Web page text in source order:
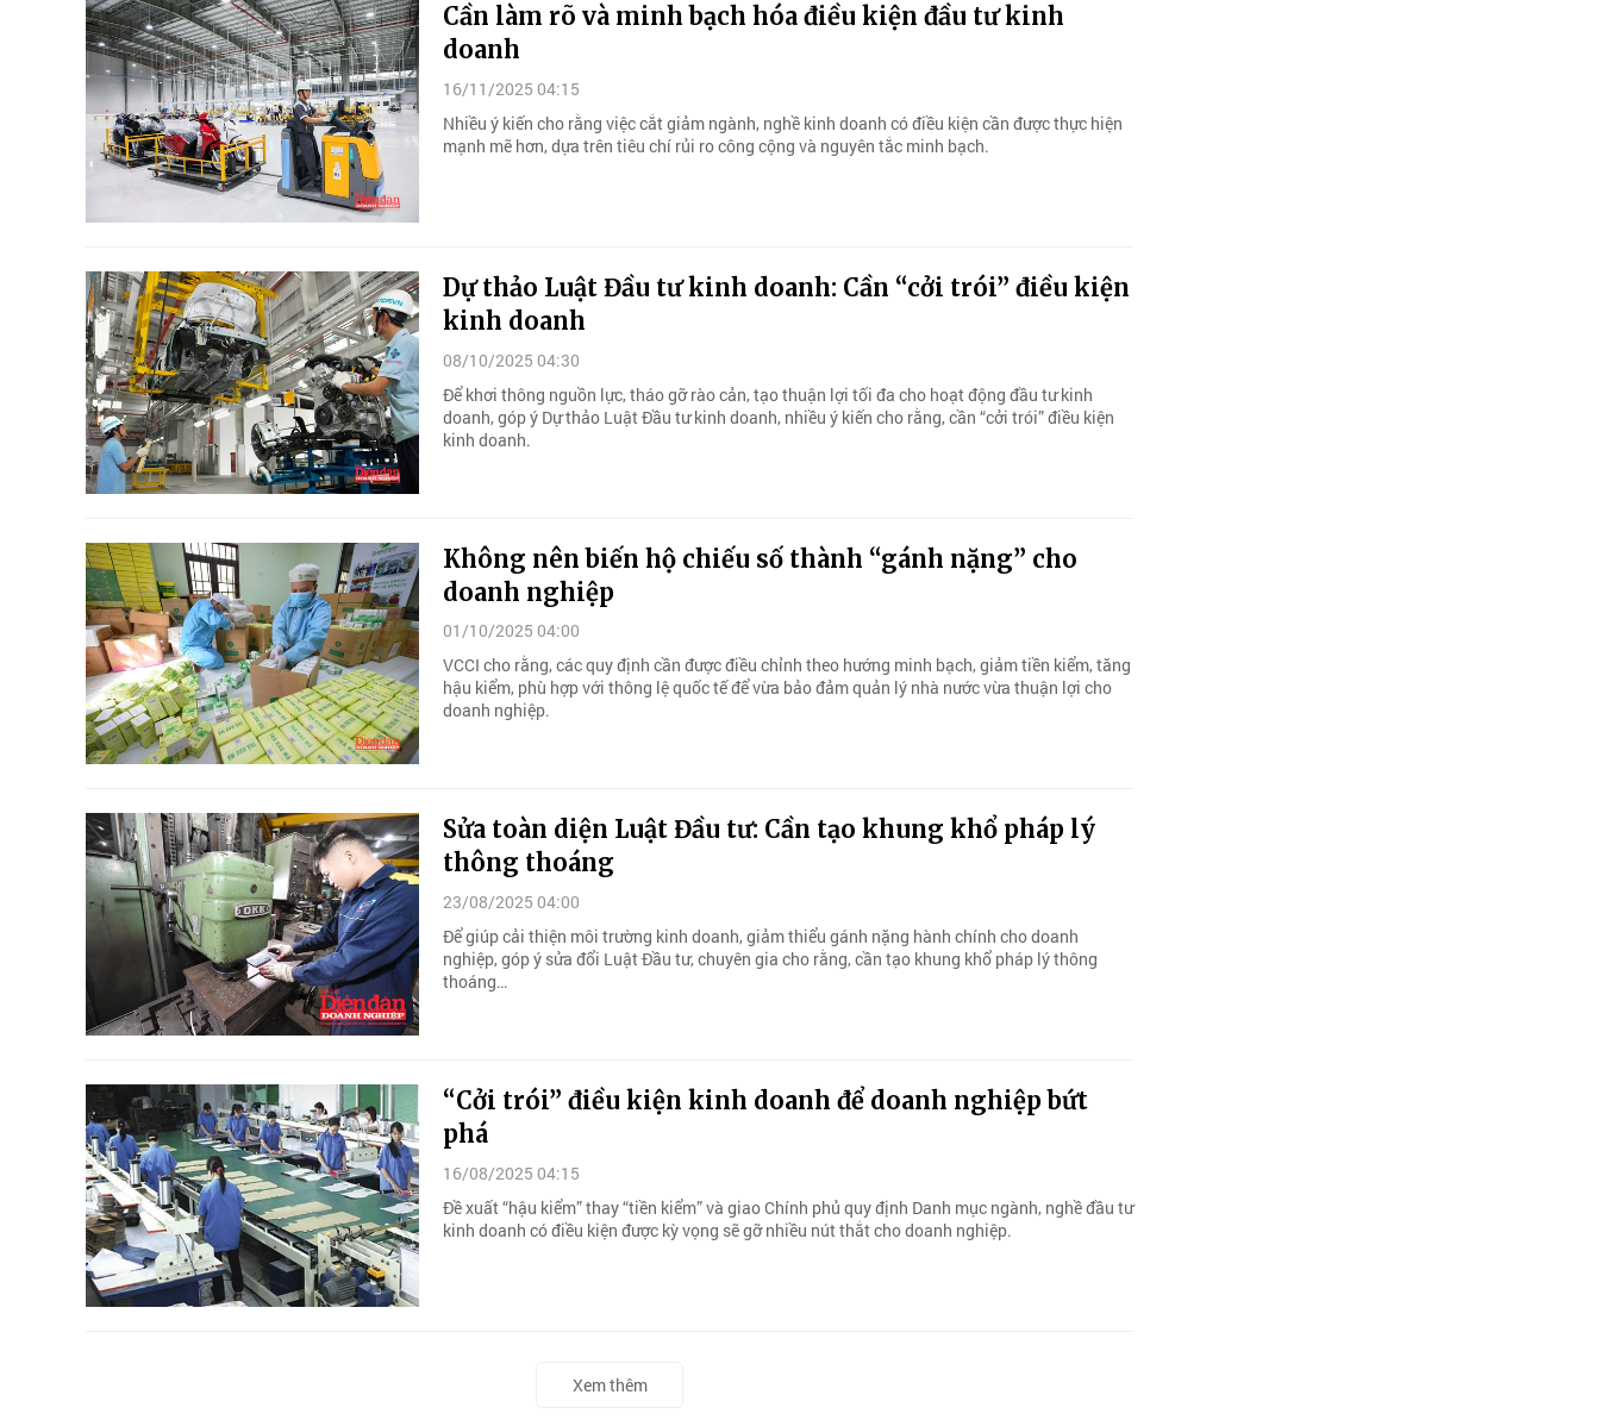
Cần làm rõ và minh bạch hóa điều kiện đầu tư kinh
doanh
16/11/2025 04:15
Nhiều ý kiến cho rằng việc cắt giảm ngành, nghề kinh doanh có điều kiện cần được thực hiện
mạnh mẽ hơn, dựa trên tiêu chí rủi ro công cộng và nguyên tắc minh bạch.
Dự thảo Luật Đầu tư kinh doanh: Cần “cởi trói” điều kiện
kinh doanh
08/10/2025 04:30
Để khơi thông nguồn lực, tháo gỡ rào cản, tạo thuận lợi tối đa cho hoạt động đầu tư kinh
doanh, góp ý Dự thảo Luật Đầu tư kinh doanh, nhiều ý kiến cho rằng, cần “cởi trói” điều kiện
kinh doanh.
Không nên biến hộ chiếu số thành “gánh nặng” cho
doanh nghiệp
01/10/2025 04:00
VCCI cho rằng, các quy định cần được điều chỉnh theo hướng minh bạch, giảm tiền kiểm, tăng
hậu kiểm, phù hợp với thông lệ quốc tế để vừa bảo đảm quản lý nhà nước vừa thuận lợi cho
doanh nghiệp.
Sửa toàn diện Luật Đầu tư: Cần tạo khung khổ pháp lý
thông thoáng
23/08/2025 04:00
Để giúp cải thiện môi trường kinh doanh, giảm thiểu gánh nặng hành chính cho doanh
nghiệp, góp ý sửa đổi Luật Đầu tư, chuyên gia cho rằng, cần tạo khung khổ pháp lý thông
thoáng…
“Cởi trói” điều kiện kinh doanh để doanh nghiệp bứt
phá
16/08/2025 04:15
Đề xuất “hậu kiểm” thay “tiền kiểm” và giao Chính phủ quy định Danh mục ngành, nghề đầu tư
kinh doanh có điều kiện được kỳ vọng sẽ gỡ nhiều nút thắt cho doanh nghiệp.
Xem thêm